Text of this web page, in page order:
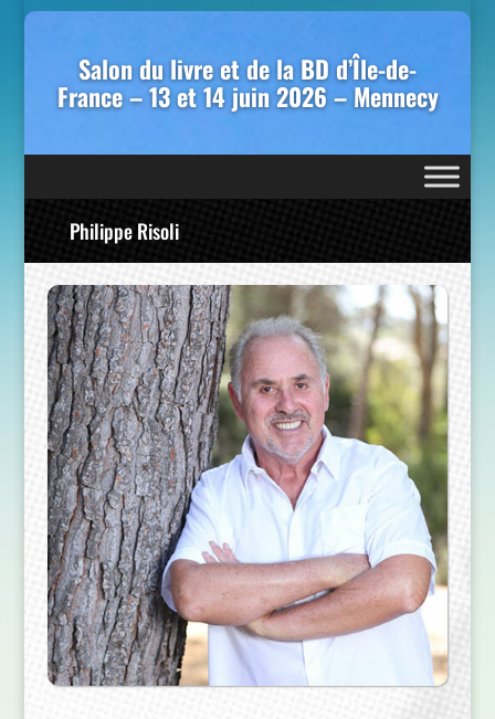
Salon du livre et de la BD d’Île-de-
France – 13 et 14 juin 2026 – Mennecy
Philippe Risoli